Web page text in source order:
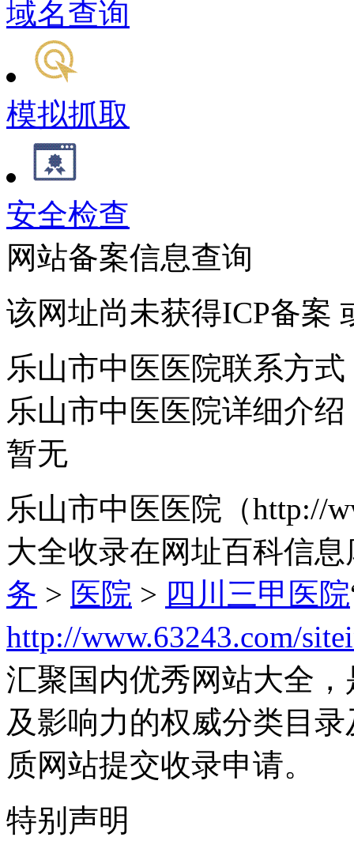
域名查询
模拟抓取
安全检查
网站备案信息查询
该网址尚未获得ICP备案
乐山市中医医院联系方式
乐山市中医医院详细介绍
暂无
乐山市中医医院（http://
大全收录在网址百科信
务 > 医院 > 四川三甲医院
http://www.63243.com/
汇聚国内优秀网站大全
及影响力的权威分类目
质网站提交收录申请。
特别声明